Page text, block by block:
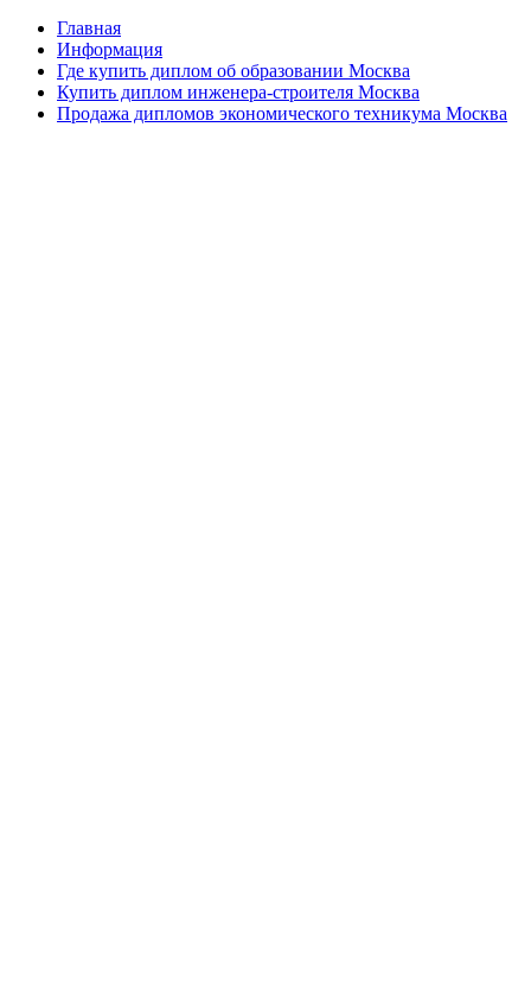
Главная
Информация
Где купить диплом об образовании Москва
Купить диплом инженера-строителя Москва
Продажа дипломов экономического техникума Москва